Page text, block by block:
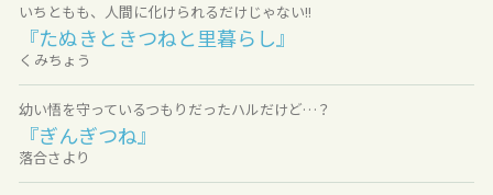
いちともも、人間に化けられるだけじゃない!!
『たぬきときつねと里暮らし』
くみちょう
幼い悟を守っているつもりだったハルだけど…？
『ぎんぎつね』
落合さより